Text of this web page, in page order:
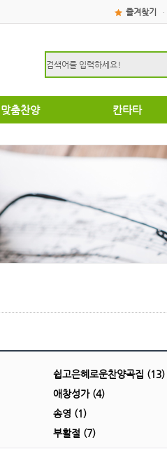
즐겨찾기 ·
맞춤찬양
쉽고은혜로운찬양곡집
찬송가편곡
애창성가
명성가/복음성가합창편곡
절기별성가/국악성가
혼성3부
송영
특별찬양곡집
칸타타
쉽고은혜로운찬양곡집 (13)
애창성가 (4)
송영 (1)
부활절 (7)